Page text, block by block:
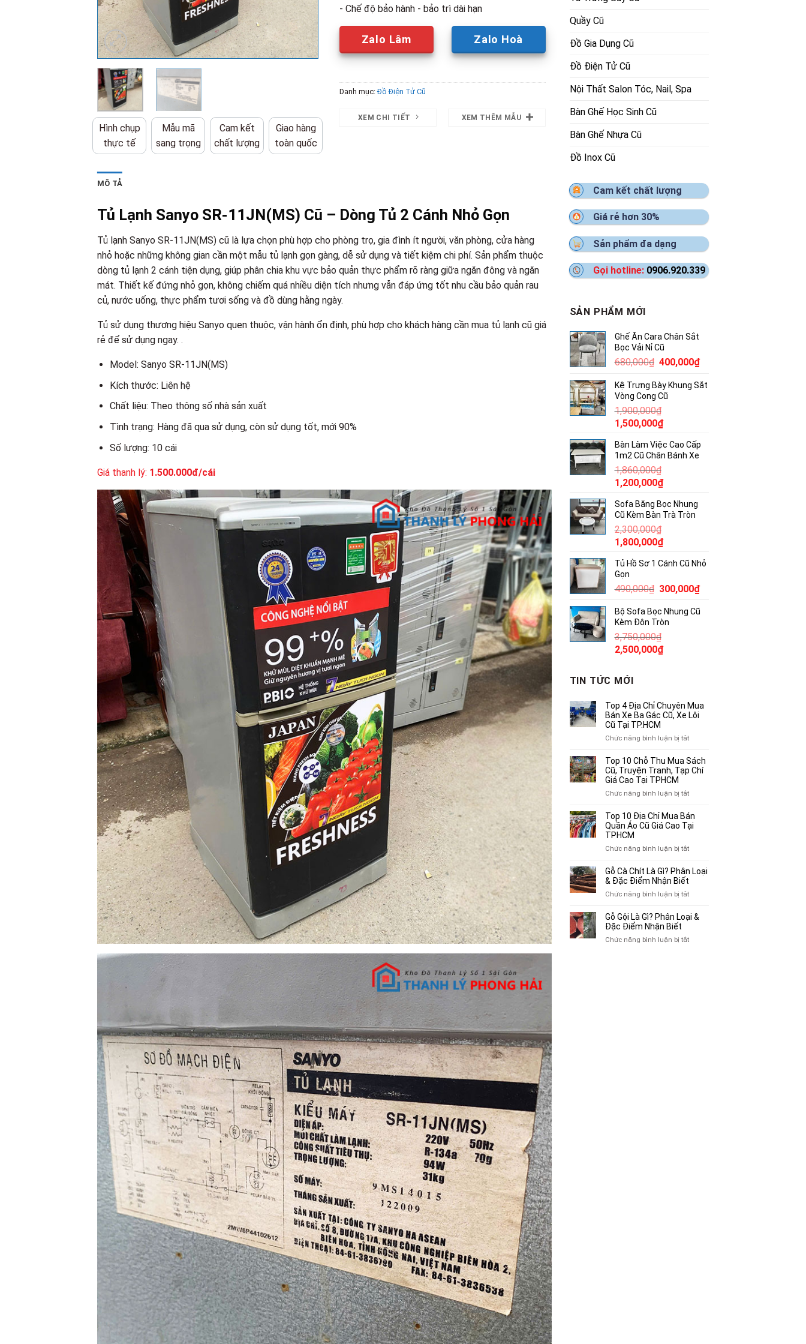
Hình chụp
thực tế
Mẫu mã
sang trọng
Cam kết
chất lượng
Giao hàng
toàn quốc
- Chế độ bảo hành - bảo trì dài hạn
Zalo Lâm Zalo Hoà
Danh mục:Đồ Điện Tử Cũ
XEM CHI TIẾT XEM THÊM MẪU
MÔ TẢ
Tủ Lạnh Sanyo SR-11JN(MS) Cũ – Dòng Tủ 2 Cánh Nhỏ Gọn
Tủ lạnh Sanyo SR-11JN(MS) cũ là lựa chọn phù hợp cho phòng trọ, gia đình ít người, văn phòng, cửa hàng
nhỏ hoặc những không gian cần một mẫu tủ lạnh gọn gàng, dễ sử dụng và tiết kiệm chi phí. Sản phẩm thuộc
dòng tủ lạnh 2 cánh tiện dụng, giúp phân chia khu vực bảo quản thực phẩm rõ ràng giữa ngăn đông và ngăn
mát. Thiết kế đứng nhỏ gọn, không chiếm quá nhiều diện tích nhưng vẫn đáp ứng tốt nhu cầu bảo quản rau
củ, nước uống, thực phẩm tươi sống và đồ dùng hằng ngày.
Tủ sử dụng thương hiệu Sanyo quen thuộc, vận hành ổn định, phù hợp cho khách hàng cần mua tủ lạnh cũ giá
rẻ để sử dụng ngay. .
Model: Sanyo SR-11JN(MS)
Kích thước: Liên hệ
Chất liệu: Theo thông số nhà sản xuất
Tình trạng: Hàng đã qua sử dụng, còn sử dụng tốt, mới 90%
Số lượng: 10 cái
Giá thanh lý: 1.500.000đ/cái
Quầy Cũ
Đồ Gia Dụng Cũ
Đồ Điện Tử Cũ
Nội Thất Salon Tóc, Nail, Spa
Bàn Ghế Học Sinh Cũ
Bàn Ghế Nhựa Cũ
Đồ Inox Cũ
Cam kết chất lượng
Giá rẻ hơn 30%
Sản phẩm đa dạng
Gọi hotline: 0906.920.339
SẢN PHẨM MỚI
Ghế Ăn Cara Chân Sắt
Bọc Vải Nỉ Cũ
680,000₫ Giá
là:
680,000₫.
400,000₫Giá
tại
Kệ Trưng Bày Khung Sắt
Vòng Cong Cũ
1,900,000₫
Giá
là:
1,900,000₫.
1,500,000₫Giá
tại
là:
Bàn Làm Việc Cao Cấp
1m2 Cũ Chân Bánh Xe
1,860,000₫
Giá
là:
1,860,000₫.
1,200,000₫Giá
tại
là:
Sofa Băng Bọc Nhung
Cũ Kèm Bàn Trà Tròn
2,300,000₫
Giá
là:
2,300,000₫.
1,800,000₫Giá
tại
1,800,000₫.
Tủ Hồ Sơ 1 Cánh Cũ Nhỏ
Gọn
490,000₫ Giá
là:
490,000₫.
300,000₫Giá
tại
Bộ Sofa Bọc Nhung Cũ
Kèm Đôn Tròn
3,750,000₫
Giá
là:
3,750,000₫.
2,500,000₫Giá
2,500,000₫.
TIN TỨC MỚI
Top 4 Địa Chỉ Chuyên Mua
Bán Xe Ba Gác Cũ, Xe Lôi
Cũ Tại TP.HCM
Chức năng bình luận bị tắtở
4
Địa
Xe
Ba
Cũ,
Lôi
Cũ
Tại
Top 10 Chỗ Thu Mua Sách
Cũ, Truyện Tranh, Tạp Chí
Giá Cao Tại TPHCM
Chức năng bình luận bị tắtở
10
Chỗ
Truyện
Tranh,
Tạp
Giá
Tại
Top 10 Địa Chỉ Mua Bán
Quần Áo Cũ Giá Cao Tại
TPHCM
Chức năng bình luận bị tắtở
10
Địa
Mua
Quần
Cũ
Gỗ Cà Chít Là Gì? Phân Loại
& Đặc Điểm Nhận Biết
Chức năng bình luận bị tắtở
Cà
Gì?
Gỗ Gội Là Gì? Phân Loại &
Đặc Điểm Nhận Biết
Chức năng bình luận bị tắtở